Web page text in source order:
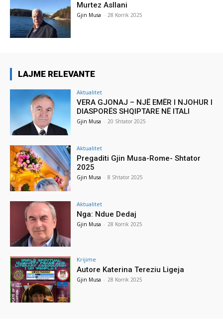
Murtez Asllani
Gjin Musa - 28 Korrik 2025
LAJME RELEVANTE
Aktualitet
VERA GJONAJ – NJË EMËR I NJOHUR I
DIASPORËS SHQIPTARE NË ITALI
Gjin Musa - 20 Shtator 2025
Aktualitet
Pregaditi Gjin Musa-Rome- Shtator
2025
Gjin Musa - 8 Shtator 2025
Aktualitet
Nga: Ndue Dedaj
Gjin Musa - 28 Korrik 2025
Krijime
Autore Katerina Tereziu Ligeja
Gjin Musa - 28 Korrik 2025